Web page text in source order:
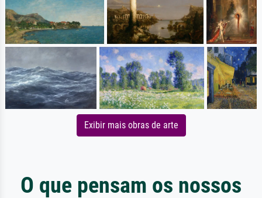
Exibir mais obras de arte
O que pensam os nossos